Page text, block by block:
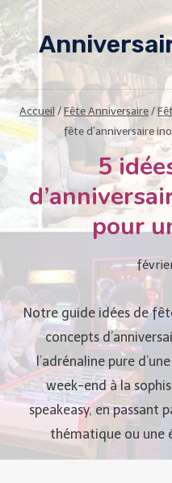
Aller
au
contenu
Accueil /Fête Anniversaire/
fête d’anniversaire
5
pour
Notre guide idées de
concepts
l’adrénaline pure
week-end à la
speakeasy, en passant
thématique ou une